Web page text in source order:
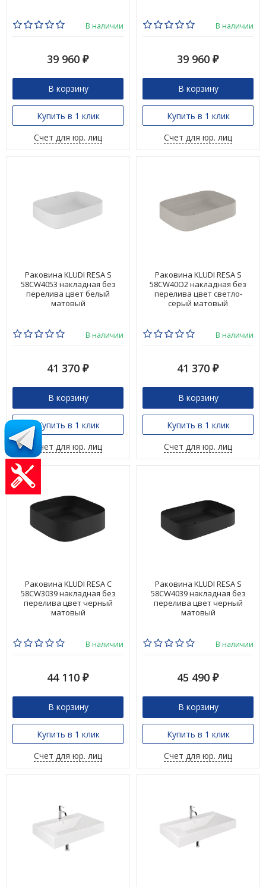
В наличии
39 960 ₽
В корзину
Купить в 1 клик
Счет для юр. лиц
В наличии
39 960 ₽
В корзину
Купить в 1 клик
Счет для юр. лиц
Раковина KLUDI RESA S
58CW4053 накладная без
перелива цвет белый
матовый
В наличии
41 370 ₽
В корзину
Купить в 1 клик
Счет для юр. лиц
Раковина KLUDI RESA S
58CW40O2 накладная без
перелива цвет светло-
серый матовый
В наличии
41 370 ₽
В корзину
Купить в 1 клик
Счет для юр. лиц
Раковина KLUDI RESA C
58CW3039 накладная без
перелива цвет черный
матовый
В наличии
44 110 ₽
В корзину
Купить в 1 клик
Счет для юр. лиц
Раковина KLUDI RESA S
58CW4039 накладная без
перелива цвет черный
матовый
В наличии
45 490 ₽
В корзину
Купить в 1 клик
Счет для юр. лиц